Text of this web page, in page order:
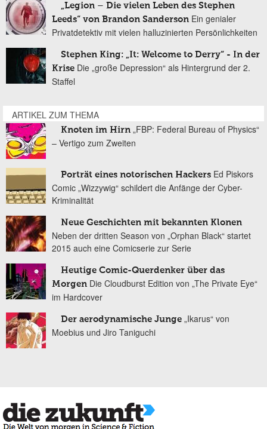
„Legion – Die vielen Leben des Stephen
Leeds“ von Brandon Sanderson Ein genialer
Privatdetektiv mit vielen halluzinierten Persönlichkeiten
Stephen King: „It: Welcome to Derry“ - In der
Krise Die „große Depression“ als Hintergrund der 2.
Staffel
ARTIKEL ZUM THEMA
Knoten im Hirn „FBP: Federal Bureau of Physics“
– Vertigo zum Zweiten
Porträt eines notorischen Hackers Ed Piskors
Comic „Wizzywig“ schildert die Anfänge der Cyber-
Kriminalität
Neue Geschichten mit bekannten Klonen
Neben der dritten Season von „Orphan Black“ startet
2015 auch eine Comicserie zur Serie
Heutige Comic-Querdenker über das
Morgen Die Cloudburst Edition von „The Private Eye“
im Hardcover
Der aerodynamische Junge „Ikarus“ von
Moebius und Jiro Taniguchi